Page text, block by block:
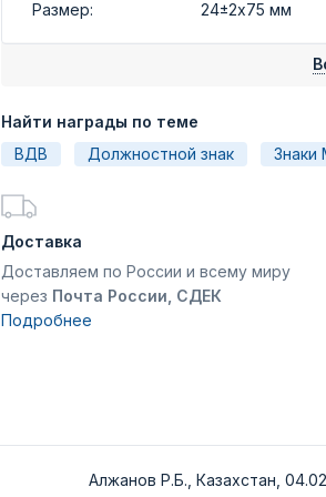
Размер: 24±2х75 мм
Найти награды по теме
ВДВ
Должностной знак Знаки
Доставка
Доставляем по России и всему миру
через Почта России, СДЕК
Подробнее
Алжанов Р.Б., Казахстан,